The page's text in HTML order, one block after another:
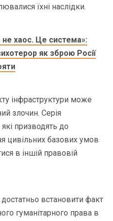
їхні наслідки.
хаос. Це система»:
як зброю Росії
інфраструктури може
злочин. Серія
призводять до
цивільних базових умов
в іншій правовій
встановити факт
гуманітарного права в